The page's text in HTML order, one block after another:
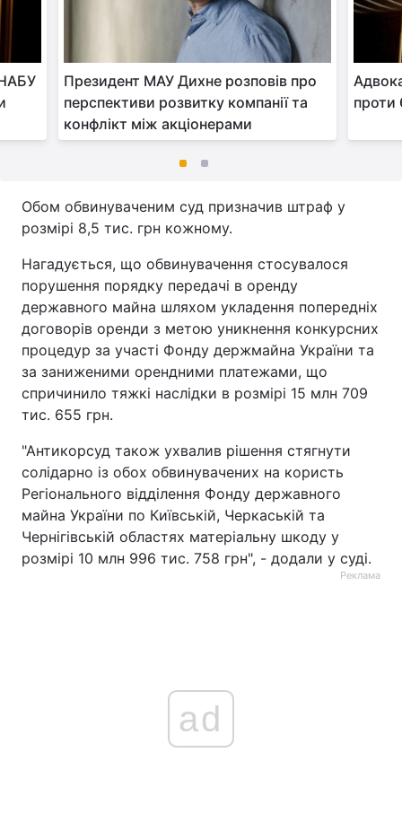
Президент МАУ Дихне розповів про
перспективи розвитку компанії та
конфлікт між акціонерами
проти
Обом обвинуваченим суд призначив штраф у
розмірі 8,5 тис. грн кожному.
Нагадується, що обвинувачення стосувалося
порушення порядку передачі в оренду
державного майна шляхом укладення попередніх
договорів оренди з метою уникнення конкурсних
процедур за участі Фонду держмайна України та
за заниженими орендними платежами, що
спричинило тяжкі наслідки в розмірі 15 млн 709
тис. 655 грн.
"Антикорсуд також ухвалив рішення стягнути
солідарно із обох обвинувачених на користь
Регіонального відділення Фонду державного
майна України по Київській, Черкаській та
Чернігівській областях матеріальну шкоду у
розмірі 10 млн 996 тис. 758 грн", - додали у суді.
Реклама
ad